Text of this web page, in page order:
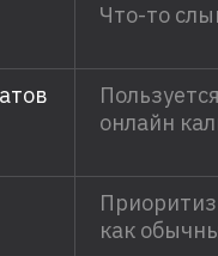
Что-то
онлайн
как